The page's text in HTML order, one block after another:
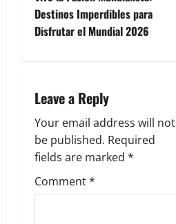
Destinos Imperdibles para
Disfrutar el Mundial 2026
Leave a Reply
Your email address will not
be published. Required
fields are marked *
Comment*